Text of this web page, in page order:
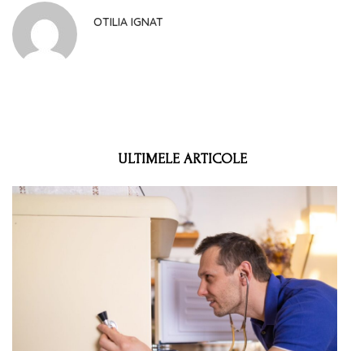
OTILIA IGNAT
ULTIMELE ARTICOLE